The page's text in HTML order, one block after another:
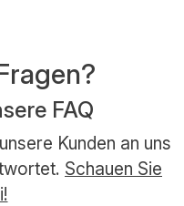
FAQ
Kunden an uns
Schauen Sie